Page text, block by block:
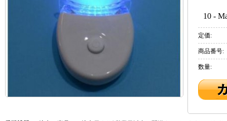
10 -
定価:
商品番号:
数量: